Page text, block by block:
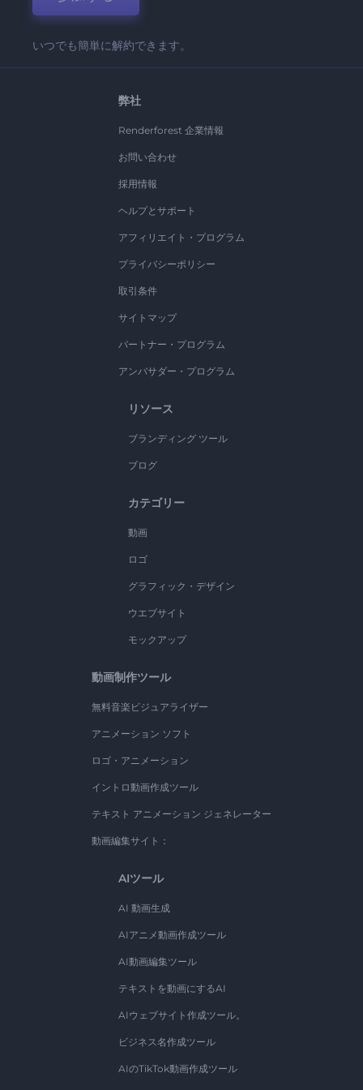
いつでも簡単に解約できます。
弊社
Renderforest 企業情報
お問い合わせ
採用情報
ヘルプとサポート
アフィリエイト・プログラム
プライバシーポリシー
取引条件
サイトマップ
パートナー・プログラム
アンバサダー・プログラム
リソース
ブランディング ツール
ブログ
カテゴリー
動画
ロゴ
グラフィック・デザイン
ウエブサイト
モックアップ
動画制作ツール
無料音楽ビジュアライザー
アニメーション ソフト
ロゴ・アニメーション
イントロ動画作成ツール
テキスト アニメーション ジェネレーター
動画編集サイト：
AIツール
AI 動画生成
AIアニメ動画作成ツール
AI動画編集ツール
テキストを動画にするAI
AIウェブサイト作成ツール。
ビジネス名作成ツール
AIのTikTok動画作成ツール